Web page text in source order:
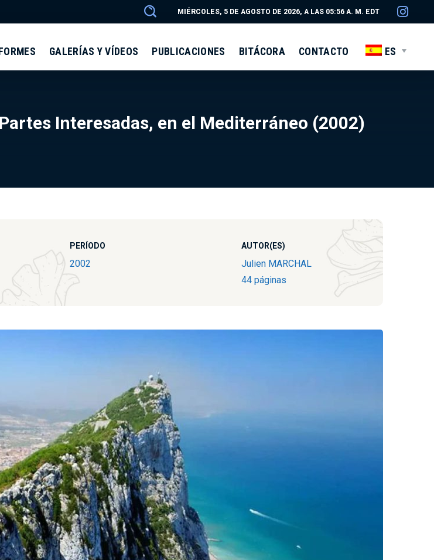
MIÉRCOLES, 5 DE AGOSTO DE 2026, A LAS 05:56 A. M. EDT
GALERÍAS Y VÍDEOS PUBLICACIONES BITÁCORA CONTACTO ES
Interesadas, en el Mediterráneo (2002)
PERÍODO
2002
AUTOR(ES)
Julien MARCHAL
44 páginas